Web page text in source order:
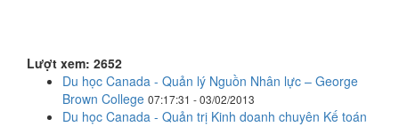
Lượt xem: 2652
Du học Canada - Quản lý Nguồn Nhân lực – George
Brown College 07:17:31 - 03/02/2013
Du học Canada - Quản trị Kinh doanh chuyên Kế toán